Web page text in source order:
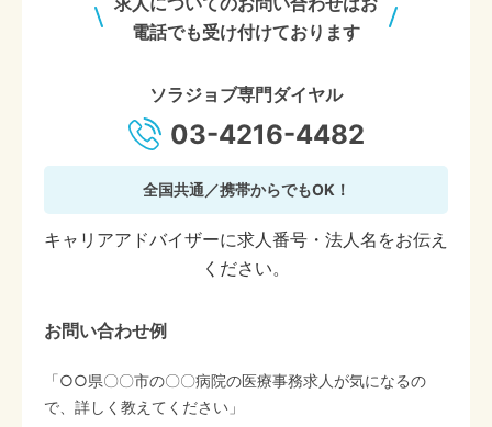
電話でも受け付けております
ソラジョブ専門ダイヤル
03-4216-4482
全国共通／携帯からでもOK！
キャリアアドバイザーに求人番号・法人名をお伝え
ください。
お問い合わせ例
「○○県〇〇市の〇〇病院の医療事務求人が気になるの
で、詳しく教えてください」